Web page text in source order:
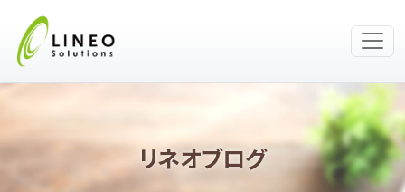
リネオブログ